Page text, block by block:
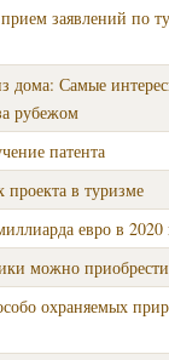
заявлений по
дома: Самые
рубежом
патента
в туризме
евро в 2020
можно
охраняемых